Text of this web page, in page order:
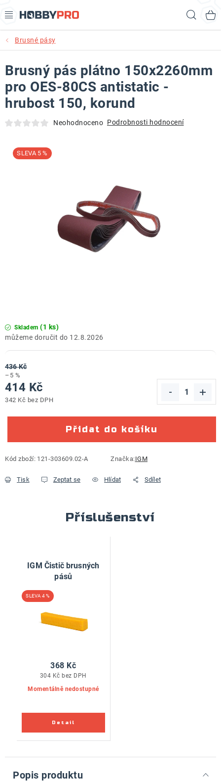
na
AKCE
PRODUKTY
PRODUKTY RECORD POWER
PRODUKTY BENET
Kontakt
Brusné pásy
Skladem (1 ks)
12.8.2026
436 Kč
–5 %
414 Kč
342 Kč bez DPH
Přidat do košíku
Kód zboží: 121-303609.02-A Značka:IGM
Tisk Zeptat se Hlídat Sdílet
Brusný pás plátno 150x2260mm
pro OES-80CS antistatic -
hrubost 150, korund
Neohodnoceno Podrobnosti hodnocení
5 %
Příslušenství
IGM Čistič brusných
pásů
4 %
Momentálně nedostupné
304 Kč bez DPH
368 Kč
Popis produktu